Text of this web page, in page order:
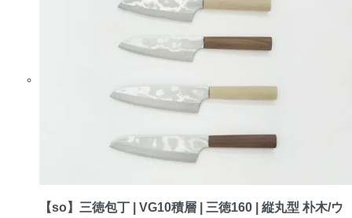
【so】三徳包丁 | VG10積層 | 三徳160 | 縦丸型 朴木/ウ